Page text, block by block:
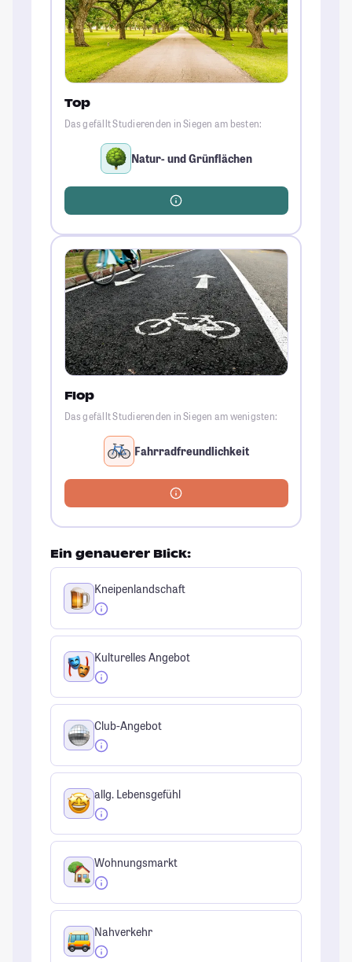
Top
Das gefällt Studierenden in Siegen am besten:
Natur- und Grünflächen
Flop
Das gefällt Studierenden in Siegen am wenigsten:
Fahrradfreundlichkeit
Ein genauerer Blick:
Kneipenlandschaft
Kulturelles Angebot
Club-Angebot
allg. Lebensgefühl
Wohnungsmarkt
Nahverkehr